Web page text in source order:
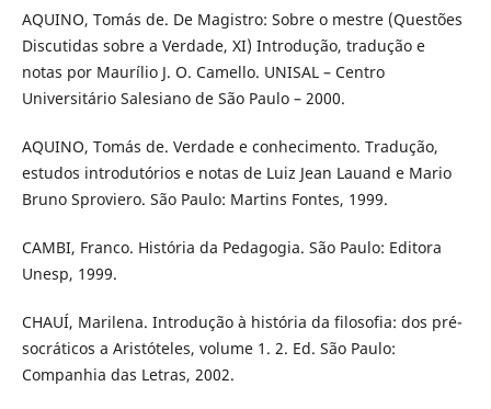
AQUINO, Tomás de. De Magistro: Sobre o mestre (Questões
Discutidas sobre a Verdade, XI) Introdução, tradução e
notas por Maurílio J. O. Camello. UNISAL – Centro
Universitário Salesiano de São Paulo – 2000.
AQUINO, Tomás de. Verdade e conhecimento. Tradução,
estudos introdutórios e notas de Luiz Jean Lauand e Mario
Bruno Sproviero. São Paulo: Martins Fontes, 1999.
CAMBI, Franco. História da Pedagogia. São Paulo: Editora
Unesp, 1999.
CHAUÍ, Marilena. Introdução à história da filosofia: dos pré-
socráticos a Aristóteles, volume 1. 2. Ed. São Paulo:
Companhia das Letras, 2002.